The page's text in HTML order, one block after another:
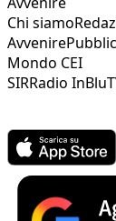
Chi siamo
Avvenire
Mondo CEI
SIRRadio InBlu